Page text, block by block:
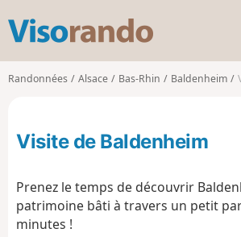
s
o
d
Randonnées Alsace Bas-Rhin Baldenheim
Visite de Baldenheim
Prenez le temps de découvrir
patrimoine bâti à travers un petit
minutes !